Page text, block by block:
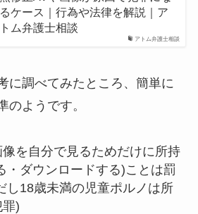
アトム弁護士相談
るケース｜行為や法律を解説｜ア
トム弁護士相談
に調べてみたところ、簡単に
のようです。
を自分で見るためだけに所持
・ダウンロードする)ことは罰
し18歳未満の児童ポルノは所
)